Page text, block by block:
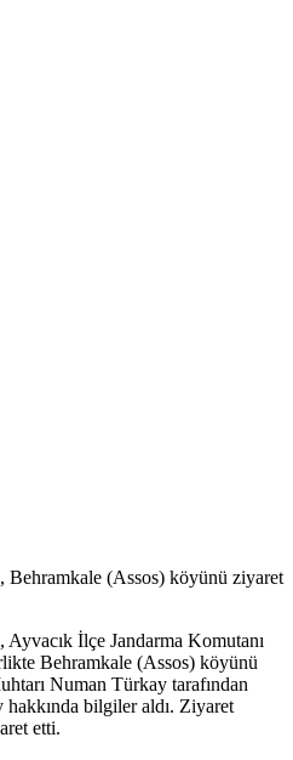
Behramkale (Assos) köyünü ziyaret
İlçe Jandarma Komutanı
Behramkale (Assos) köyünü
Numan Türkay tarafından
bilgiler aldı. Ziyaret
etti.